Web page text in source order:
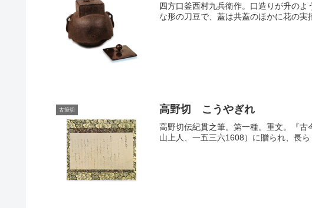
四方口釜西村九兵衛作。口造りが升の
な形の刀豆で、蓋は共蓋のほかに花の実
古筆切 高野切 こうやぎれ
高野切伝紀貫之筆。第一種。重文。『
山上人、一五三六1608）に贈られ、長